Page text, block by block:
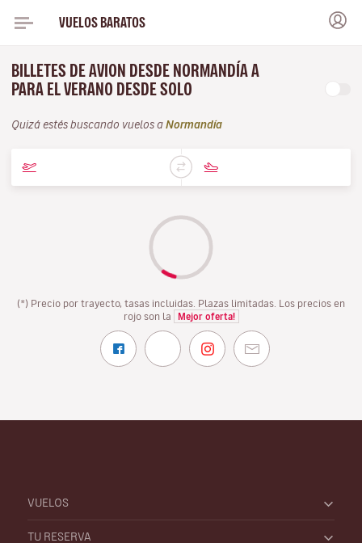
VUELOS BARATOS
BILLETES DE AVION DESDE NORMANDÍA A
PARA EL VERANO DESDE SOLO
Quizá estés buscando vuelos a Normandía
(*) Precio por trayecto, tasas incluidas. Plazas limitadas. Los precios en
rojo son la
Mejor oferta!
VUELOS
TU RESERVA